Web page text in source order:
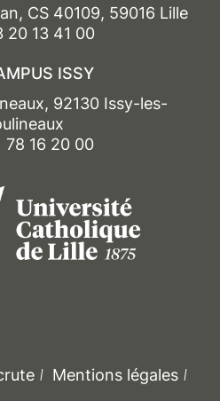
CS 40109, 59016 Lille
20 13 41 00
ISSY
92130 Issy-les-
78 16 20 00
Mentions légales